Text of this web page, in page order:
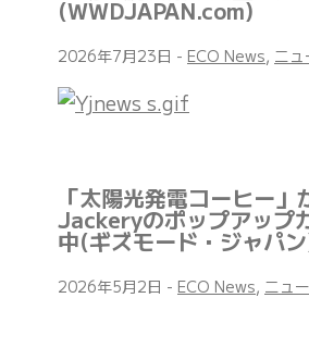
(WWDJAPAN.com)
2026年7月23日 - ECO News, ニュ
「太陽光発電コーヒー」
Jackeryのポップアップ
中(ギズモード・ジャパ
2026年5月2日 - ECO News, ニュ